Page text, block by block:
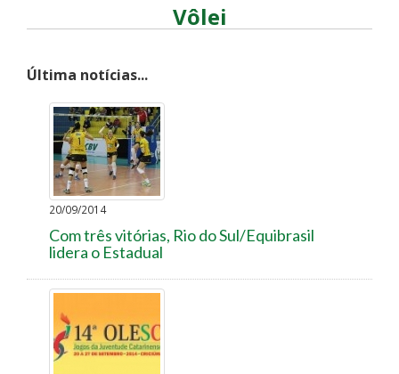
Vôlei
Última notícias...
20/09/2014
Com três vitórias, Rio do Sul/Equibrasil
lidera o Estadual